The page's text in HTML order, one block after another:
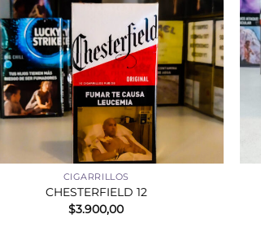
CIGARRILLOS
CHESTERFIELD 12
$3.900,00